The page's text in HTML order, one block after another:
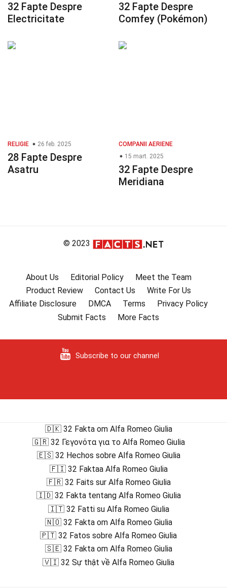
32 Fapte Despre
Electricitate
32 Fapte Despre
Comfey (Pokémon)
RELIGIE 26 feb. 2025
28 Fapte Despre
Asatru
COMPANII AERIENE
15 mart. 2025
32 Fapte Despre
Meridiana
© 2023
About Us Editorial Policy
Meet the Team
Product Review
Contact Us
Write For Us
Affiliate Disclosure
DMCA Terms
Privacy Policy
Submit Facts
More Facts
Subscribe to our channel
🇩🇰 32 Fakta om Alfa Romeo Giulia
🇬🇷 32 Γεγονότα για το Alfa Romeo Giulia
🇪🇸 32 Hechos sobre Alfa Romeo Giulia
🇫🇮 32 Faktaa Alfa Romeo Giulia
🇫🇷 32 Faits sur Alfa Romeo Giulia
🇮🇩 32 Fakta tentang Alfa Romeo Giulia
🇮🇹 32 Fatti su Alfa Romeo Giulia
🇳🇴 32 Fakta om Alfa Romeo Giulia
🇵🇹 32 Fatos sobre Alfa Romeo Giulia
🇸🇪 32 Fakta om Alfa Romeo Giulia
🇻🇮 32 Sự thật về Alfa Romeo Giulia